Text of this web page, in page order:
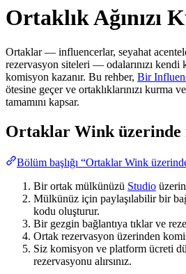
Ortaklık Ağınızı
Ortaklar — influencerlar, seyahat
rezervasyon siteleri — odalarınızı kendi
komisyon kazanır. Bu rehber, Bir
ötesine geçer ve ortaklıklarınızı kurma
tamamını kapsar.
Ortaklar Wink üzerinde
Bölüm başlığı “Ortaklar Wink üzerinde
Bir ortak mülkünüzü Studio
Mülkünüz için paylaşılabilir bir
kodu oluşturur.
Bir gezgin bağlantıya tıklar ve
Ortak rezervasyon üzerinden
Siz komisyon ve platform ücreti
rezervasyonu alırsınız.